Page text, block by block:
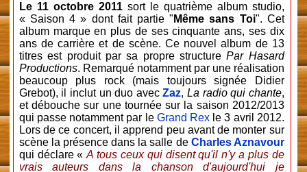
Le 11 octobre 2011sort le quatrième album studio,
« Saison 4 » dont fait partie " Même sans Toi". Cet
album marque en plus de ses cinquante ans, ses dix
ans de carrière et de scène. Ce nouvel album de 13
titres est produit par sa propre structurePar Hasard
Productions. Remarqué notamment par une réalisation
beaucoup plus rock (mais toujours signée Didier
Grebot), il inclut un duo avecZaz,La radio qui chante,
et débouche sur une tournée sur la saison 2012/2013
qui passe notamment par le Grand Rex le 3 avril 2012.
Lors de ce concert, il apprend peu avant de monter sur
scène la présence dans la salle de Charles Aznavour
qui déclare «A tous ceux qui disent qu'il n'y a plus de
vrais auteurs dans la chanson d'aujourd'hui je